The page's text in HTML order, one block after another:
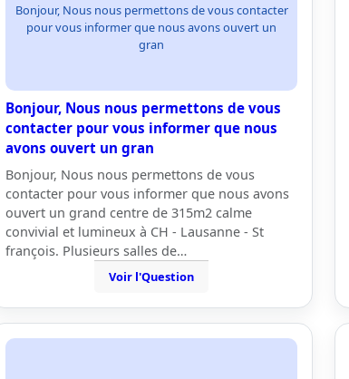
Bonjour, Nous nous permettons de vous contacter
pour vous informer que nous avons ouvert un
gran
Bonjour, Nous nous permettons de vous
contacter pour vous informer que nous
avons ouvert un gran
Bonjour, Nous nous permettons de vous
contacter pour vous informer que nous avons
ouvert un grand centre de 315m2 calme
convivial et lumineux à CH - Lausanne - St
françois. Plusieurs salles de…
Voir l'Question